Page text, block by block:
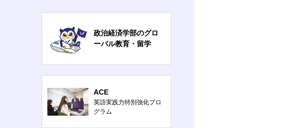
政治経済学部のグロ
ーバル教育・留学
ACE
英語実践力特別強化プロ
グラム